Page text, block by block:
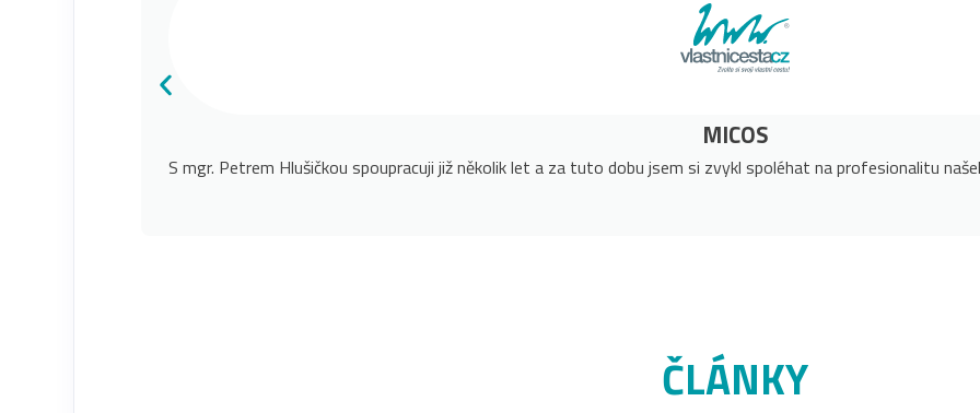
MICOS
S mgr. Petrem Hlušičkou spoupracuji již několik let a za tuto dobu jsem si zvykl spoléhat na profesionalitu
ČLÁNKY